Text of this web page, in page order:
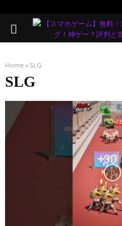
PRIMARY
Home » SLG
SLG